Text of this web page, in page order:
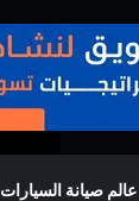
عالم صيانة السيارات